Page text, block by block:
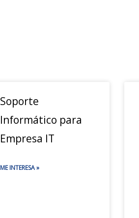
Soporte
Informático para
Empresa IT
ME INTERESA »